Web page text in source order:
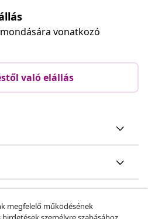
vonatkozó
való elállás
megfelelő működésének